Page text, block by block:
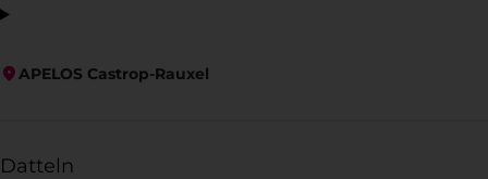
APELOS Castrop-Rauxel
Datteln